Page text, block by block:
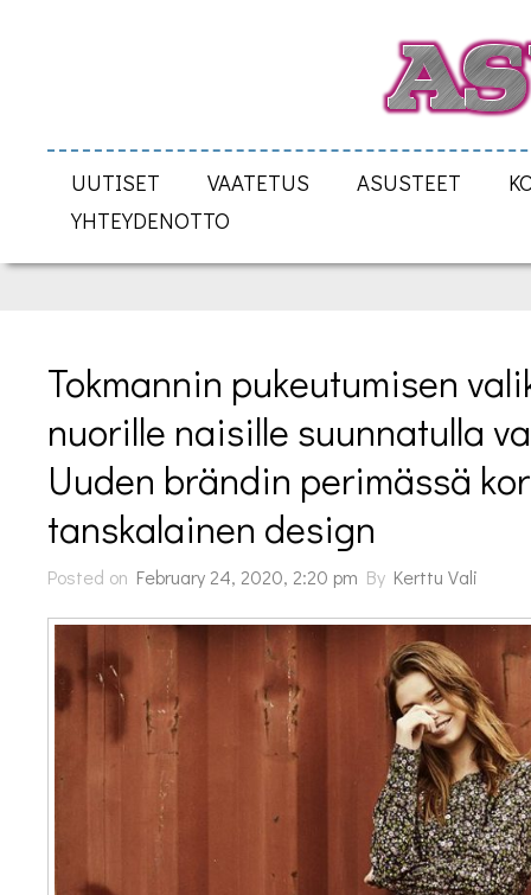
UUTISET VAATETUS ASUSTEET
YHTEYDENOTTO
Tokmannin pukeutumisen
nuorille naisille suunnatulla
Uuden brändin perimässä
tanskalainen design
Posted on February 24, 2020, 2:20 pm By Kerttu Vali